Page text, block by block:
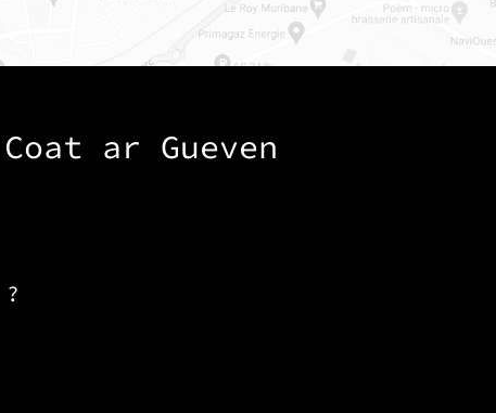
Coat ar Gueven